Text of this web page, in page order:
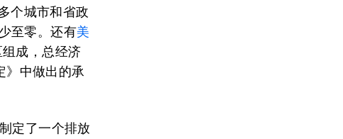
个城市和省政
至零。还有美
组成，总经济
》中做出的承
定了一个排放